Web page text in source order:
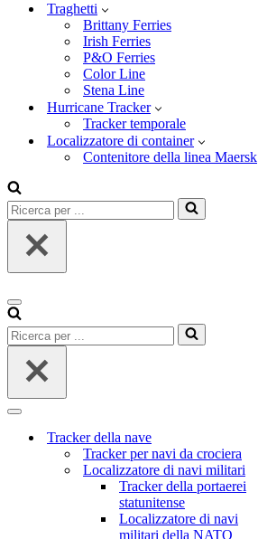
Traghetti
Brittany Ferries
Irish Ferries
P&O Ferries
Color Line
Stena Line
Hurricane Tracker
Tracker temporale
Localizzatore di container
Contenitore della linea Maersk
Ricerca
per
Menu
di
navigazione
Ricerca
per
Menu
navigazioneTracker della nave
Tracker per navi da crociera
Localizzatore di navi militari
Tracker della portaerei
statunitense
Localizzatore di navi
militari della NATO